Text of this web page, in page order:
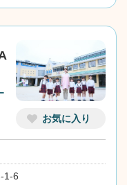
お気に入り
1-6